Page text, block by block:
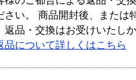
さい。 商品開封後、または
返品・交換はお受けいたし
品について詳しくはこちら